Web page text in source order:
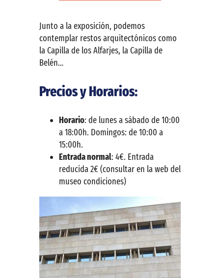
Junto a la exposición, podemos
contemplar restos arquitectónicos como
la Capilla de los Alfarjes, la Capilla de
Belén…
Precios y Horarios:
Horario: de lunes a sábado de 10:00
a 18:00h. Domingos: de 10:00 a
15:00h.
Entrada normal: 4€. Entrada
reducida 2€ (consultar en la web del
museo condiciones)